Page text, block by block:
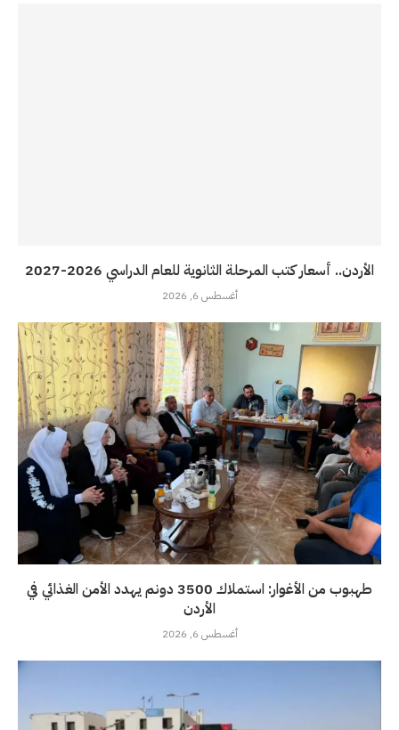
الأردن.. أسعار كتب المرحلة الثانوية للعام الدراسي 2026-2027
أغسطس 6, 2026
طهبوب من الأغوار: استملاك 3500 دونم يهدد الأمن الغذائي في
الأردن
أغسطس 6, 2026